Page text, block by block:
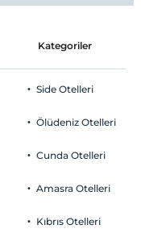
Kategoriler
Side Otelleri
Ölüdeniz Otelleri
Cunda Otelleri
Amasra Otelleri
Kıbrıs Otelleri